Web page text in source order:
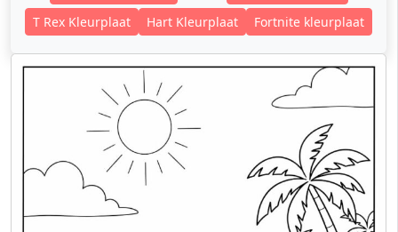
T Rex Kleurplaat
Hart Kleurplaat Fortnite kleurplaat